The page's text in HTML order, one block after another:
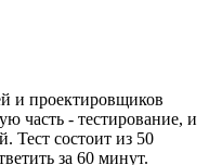
и проектировщиков
часть - тестирование, и
Тест состоит из 50
за 60 минут.